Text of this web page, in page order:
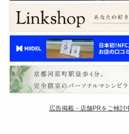
広告掲載・店舗PRをご検討